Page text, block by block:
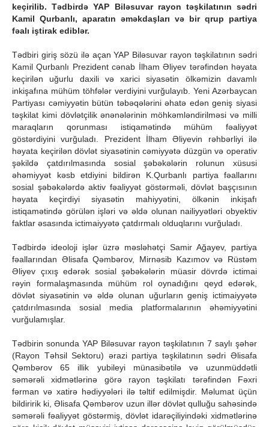
keçirilib. Tədbirdə YAP Biləsuvar rayon təşkilatının sədri
Kamil Qurbanlı, aparatın əməkdaşları və bir qrup partiya
fəalı iştirak ediblər.
Tədbiri giriş sözü ilə açan YAP Biləsuvar rayon təşkilatının sədri
Kamil Qurbanlı Prezident cənab İlham Əliyev tərəfindən həyata
keçirilən uğurlu daxili və xarici siyasətin ölkəmizin davamlı
inkişafına mühüm töhfələr verdiyini vurğulayıb. Yeni Azərbaycan
Partiyası cəmiyyətin bütün təbəqələrini əhatə edən geniş siyasi
təşkilat kimi dövlətçilik ənənələrinin möhkəmləndirilməsi və milli
maraqların qorunması istiqamətində mühüm fəaliyyət
göstərdiyini vurğuladı. Prezident İlham Əliyevin rəhbərliyi ilə
həyata keçirilən dövlət siyasətinin cəmiyyətə düzgün və operativ
şəkildə çatdırılmasında sosial şəbəkələrin rolunun xüsusi
əhəmiyyət kəsb etdiyini bildirən K.Qurbanlı partiya fəallarını
sosial şəbəkələrdə aktiv fəaliyyət göstərməli, dövlət başçısının
həyata keçirdiyi siyasətin mahiyyətini, ölkənin inkişafı
istiqamətində görülən işləri və əldə olunan nailiyyətləri obyektiv
faktlar əsasında ictimaiyyətə çatdırmalı olduqlarını vurğuladı.
Tədbirdə ideoloji işlər üzrə məsləhətçi Samir Ağayev, partiya
fəallarından Əlisafa Qəmbərov, Mirnəsib Kazımov və Rüstəm
Əliyev çıxış edərək sosial şəbəkələrin müasir dövrdə ictimai
rəyin formalaşmasında mühüm rol oynadığını qeyd edərək,
dövlət siyasətinin və əldə olunan uğurların geniş ictimaiyyətə
çatdırılmasında sosial media platformalarının əhəmiyyətini
vurğulamışlar.
Tədbirin sonunda YAP Biləsuvar rayon təşkilatının 7 saylı şəhər
(Rayon Təhsil Sektoru) ərazi partiya təşkilatının sədri Əlisafa
Qəmbərov 65 illik yubileyi münasibətilə və uzunmüddətli
səmərəli xidmətlərinə görə rayon təşkilatı tərəfindən Fəxri
fərman və xatirə hədiyyələri ilə təltif edilmişdir. Məlumat üçün
bildiririk ki, Əlisafa Qəmbərov uzun illər dövlət qulluğu sahəsində
səmərəli fəaliyyət göstərmiş, dövlət idarəçiliyindəki xidmətlərinə